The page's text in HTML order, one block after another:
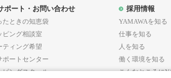
条（会員登録）
会員登録の成立
会員登録希望者は、本規約の全ての条項に同
ポート・お問い合わせ
たときの知恵袋
ピング相談室
ティング希望
ポートセンター
ピングスクール
採用情報
YAMAWAを知る
仕事を知る
人を知る
働く環境を知る
こんなところに